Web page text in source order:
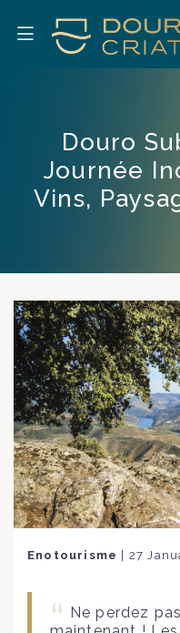
Douro
Journée
Vins,
Enotourisme | 27
Ne perdez